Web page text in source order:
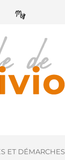
ET DÉMARCHES